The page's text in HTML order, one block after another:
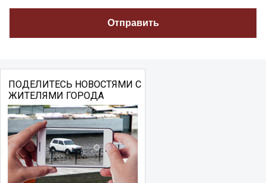
ПОДЕЛИТЕСЬ НОВОСТЯМИ С
ЖИТЕЛЯМИ ГОРОДА